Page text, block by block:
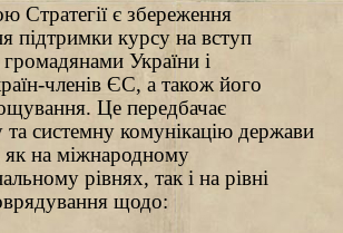
Стратегії є збереження
підтримки курсу на вступ
України і
членів ЄС, а також його
Це передбачає
системну комунікацію держави
на міжнародному
рівнях, так і на рівні
щодо: